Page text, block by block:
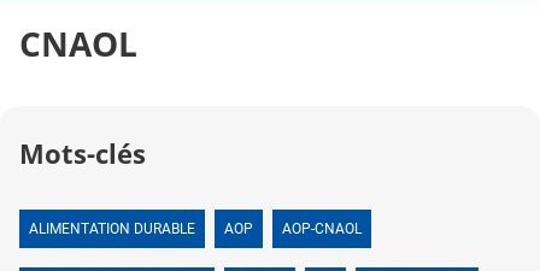
CNAOL
Mots-clés
ALIMENTATION DURABLE AOP AOP-CNAOL